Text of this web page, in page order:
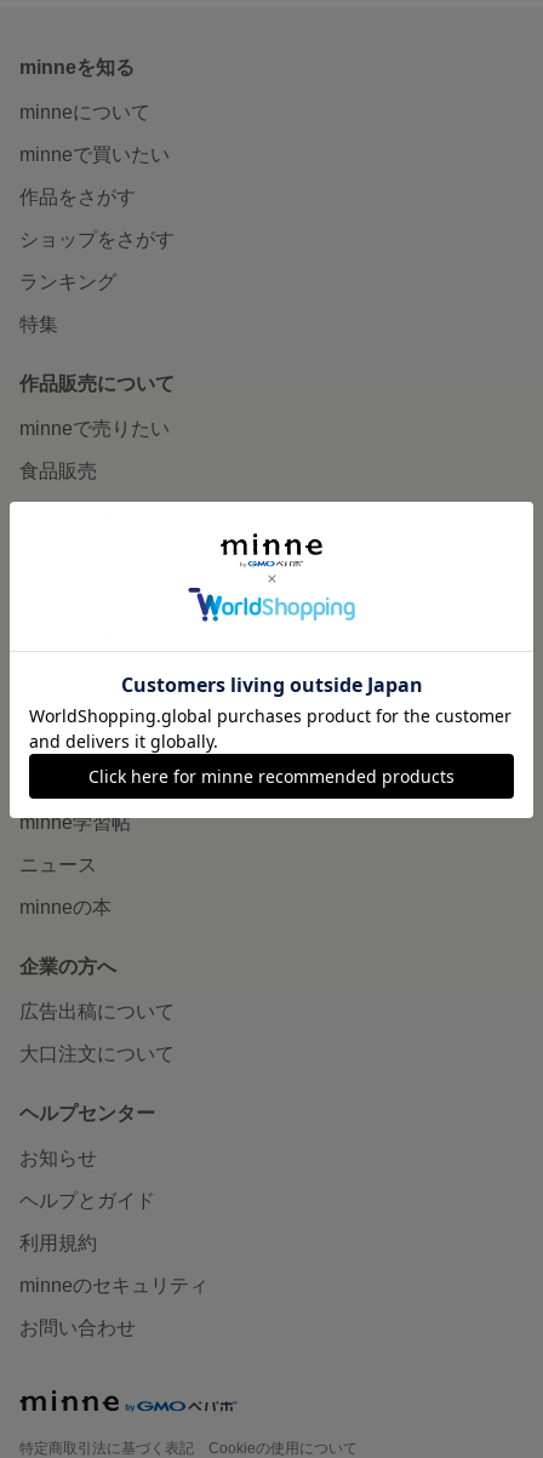
minneを知る
minneについて
minneで買いたい
作品をさがす
ショップをさがす
ランキング
特集
作品販売について
minneで売りたい
食品販売
販売支援企画・イベント
読みもの
minneとものづくりと
minne学習帖
ニュース
minneの本
企業の方へ
広告出稿について
大口注文について
ヘルプセンター
お知らせ
ヘルプとガイド
利用規約
minneのセキュリティ
お問い合わせ
特定商取引法に基づく表記
Cookieの使用について